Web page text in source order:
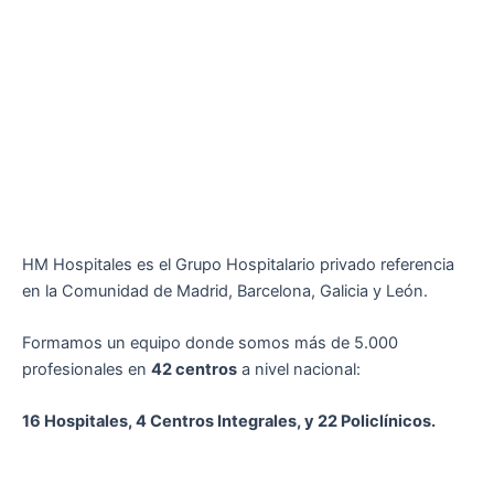
HM Hospitales es el Grupo Hospitalario privado referencia
en la Comunidad de Madrid, Barcelona, Galicia y León.
Formamos un equipo donde somos más de 5.000
profesionales en 42 centros a nivel nacional:
16 Hospitales, 4 Centros Integrales, y 22 Policlínicos.